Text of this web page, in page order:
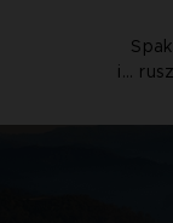
i...